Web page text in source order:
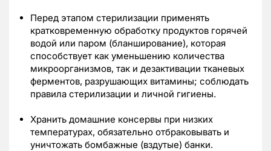
Перед этапом стерилизации применять
кратковременную обработку продуктов горячей
водой или паром (бланширование), которая
способствует как уменьшению количества
микроорганизмов, так и дезактивации тканевых
ферментов, разрушающих витамины; соблюдать
правила стерилизации и личной гигиены.
Хранить домашние консервы при низких
температурах, обязательно отбраковывать и
уничтожать бомбажные (вздутые) банки.